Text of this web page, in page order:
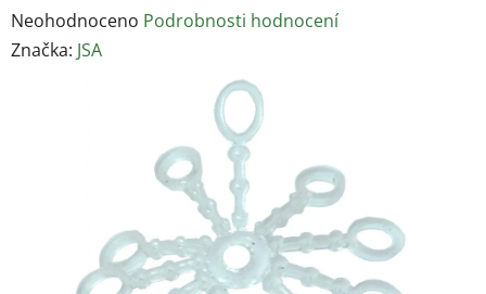
Průměrné
hodnocení
Neohodnoceno Podrobnosti hodnocení
Značka: JSA